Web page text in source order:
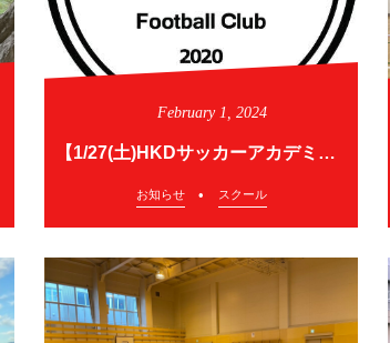
February 1 ,2024
【1/27(土)HKDサッカーアカデミー本校KIDSコース】
お知らせ スクール